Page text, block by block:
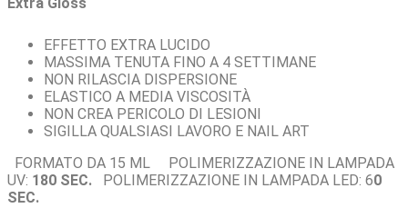
EFFETTO EXTRA LUCIDO
MASSIMA TENUTA FINO A 4 SETTIMANE
NON RILASCIA DISPERSIONE
ELASTICO A MEDIA VISCOSITÀ
NON CREA PERICOLO DI LESIONI
SIGILLA QUALSIASI LAVORO E NAIL ART
FORMATO DA 15 ML
POLIMERIZZAZIONE IN LAMPADA
UV: 180 SEC. POLIMERIZZAZIONE IN LAMPADA LED: 60
SEC.